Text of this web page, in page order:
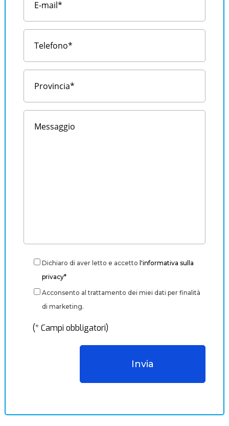
Dichiaro di aver letto e accetto l'informativa sulla
privacy*
Acconsento al trattamento dei miei dati per finalità
di marketing.
(* Campi obbligatori)